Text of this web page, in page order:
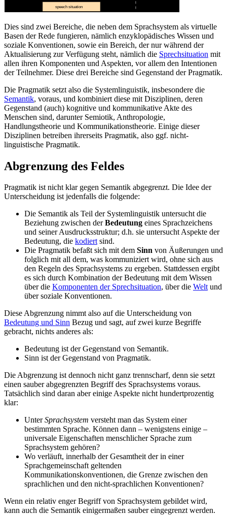
Dies sind zwei Bereiche, die neben dem Sprachsystem als virtuelle
Basen der Rede fungieren, nämlich enzyklopädisches Wissen und
soziale Konventionen, sowie ein Bereich, der nur während der
Aktualisierung zur Verfügung steht, nämlich die Sprechsituation mit
allen ihren Komponenten und Aspekten, vor allem den Intentionen
der Teilnehmer. Diese drei Bereiche sind Gegenstand der Pragmatik.
Die Pragmatik setzt also die Systemlinguistik, insbesondere die
Semantik, voraus, und kombiniert diese mit Disziplinen, deren
Gegenstand (auch) kognitive und kommunikative Akte des
Menschen sind, darunter Semiotik, Anthropologie,
Handlungstheorie und Kommunikationstheorie. Einige dieser
Disziplinen betreiben ihrerseits Pragmatik, also ggf. nicht-
linguistische Pragmatik.
Abgrenzung des Feldes
Pragmatik ist nicht klar gegen Semantik abgegrenzt. Die Idee der
Unterscheidung ist jedenfalls die folgende:
Die Semantik als Teil der Systemlinguistik untersucht die
Beziehung zwischen derBedeutung eines Sprachzeichens
und seiner Ausdrucksstruktur; d.h. sie untersucht Aspekte der
Bedeutung, die kodiertsind.
Die Pragmatik befaßt sich mit dem Sinn von Äußerungen und
folglich mit all dem, was kommuniziert wird, ohne sich aus
den Regeln des Sprachsystems zu ergeben. Stattdessen ergibt
es sich durch Kombination der Bedeutung mit dem Wissen
über die Komponenten der Sprechsituation, über die Weltund
über soziale Konventionen.
Diese Abgrenzung nimmt also auf die Unterscheidung von
Bedeutung und Sinn Bezug und sagt, auf zwei kurze Begriffe
gebracht, nichts anderes als:
Bedeutung ist der Gegenstand von Semantik.
Sinn ist der Gegenstand von Pragmatik.
Die Abgrenzung ist dennoch nicht ganz trennscharf, denn sie setzt
einen sauber abgegrenzten Begriff des Sprachsystems voraus.
Tatsächlich sind daran aber einige Aspekte nicht hundertprozentig
klar:
UnterSprachsystem versteht man das System einer
bestimmten Sprache. Können dann – wenigstens einige –
universale Eigenschaften menschlicher Sprache zum
Sprachsystem gehören?
Wo verläuft, innerhalb der Gesamtheit der in einer
Sprachgemeinschaft geltenden
Kommunikationskonventionen, die Grenze zwischen den
sprachlichen und den nicht-sprachlichen Konventionen?
Wenn ein relativ enger Begriff von Sprachsystem gebildet wird,
kann auch die Semantik einigermaßen sauber eingegrenzt werden.